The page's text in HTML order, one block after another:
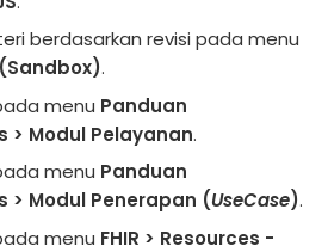
berdasarkan revisi pada menu
.
menu Panduan
Modul Pelayanan.
menu Panduan
Modul Penerapan (UseCase).
menu FHIR > Resources -